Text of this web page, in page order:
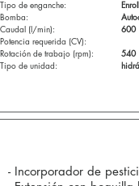
Tipo de enganche:
Bomba:
Caudal (l/min):
Potencia requerida (CV):
Rotación de trabajo (rpm):
Tipo de unidad:
600
540
- Incorporador de